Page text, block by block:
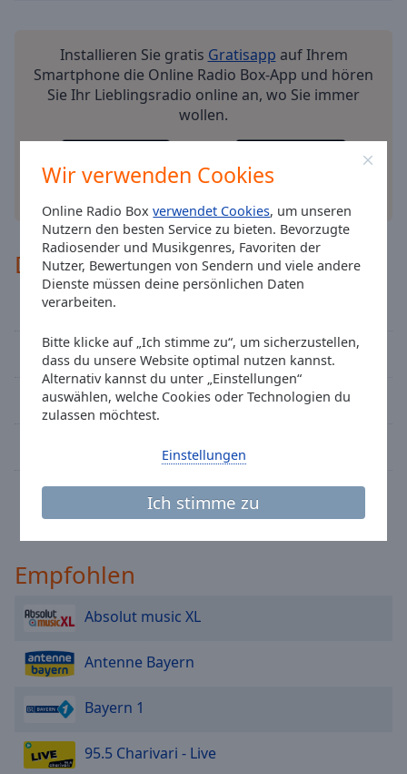
Wir verwenden Cookies
Online Radio Boxverwendet Cookies, um unseren
Nutzern den besten Service zu bieten. Bevorzugte
Radiosender und Musikgenres, Favoriten der
Nutzer, Bewertungen von Sendern und viele andere
Dienste müssen deine persönlichen Daten
verarbeiten.
Bitte klicke auf „Ich stimme zu“, um sicherzustellen,
dass du unsere Website optimal nutzen kannst.
Alternativ kannst du unter „Einstellungen“
auswählen, welche Cookies oder Technologien du
zulassen möchtest.
Ich stimme zu
Einstellungen
window.
Text
Opacity
Background
Opacity
Caption
Opacity
Font
Text
Edge
Font
Family
Installieren Sie gratis Gratisapp auf Ihrem
Smartphone die Online Radio Box-App und hören
Sie Ihr Lieblingsradio online an, wo Sie immer
wollen.
Deutsches Städte-Network
Radio 21
Best of Rock FM - Classic Rock
Rockland Radio
Antenne Sylt
The WOLF - Altes Land
Empfohlen
Absolut music XL
Antenne Bayern
Bayern 1
95.5 Charivari - Live